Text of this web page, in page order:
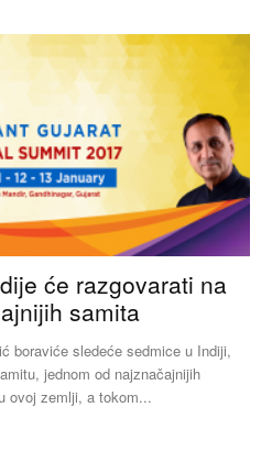
će razgovarati na
samita
boraviće sledeće sedmice u Indiji,
jednom od najznačajnijih
ovoj zemlji, a tokom...